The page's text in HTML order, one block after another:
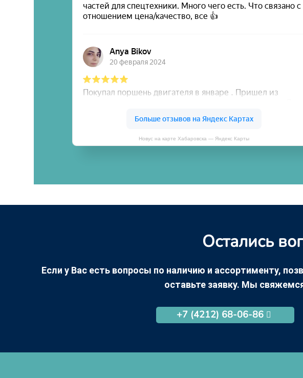
Новус на карте Хабаровска — Яндекс Карты
Остались
Если у Вас есть вопросы по наличию и ассортименту,
оставьте заявку. Мы
+7 (4212) 68-06-86